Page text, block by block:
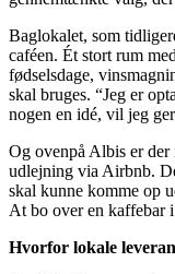
Baglokalet, som
caféen. Ét stort rum
fødselsdage,
skal bruges. “Jeg er
nogen en idé, vil jeg
Og ovenpå Albis er
udlejning via Airbnb.
skal kunne komme op
At bo over en kaffebar
Hvorfor lokale